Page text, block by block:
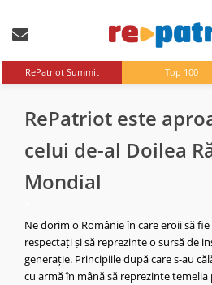
RePatriot Summit Top 100
RePatriot este
celui de-al Doilea
Mondial
Ne dorim o Românie în care eroii să
respectați și să reprezinte o sursă de
generație. Principiile după care s-au
cu armă în mână să reprezinte